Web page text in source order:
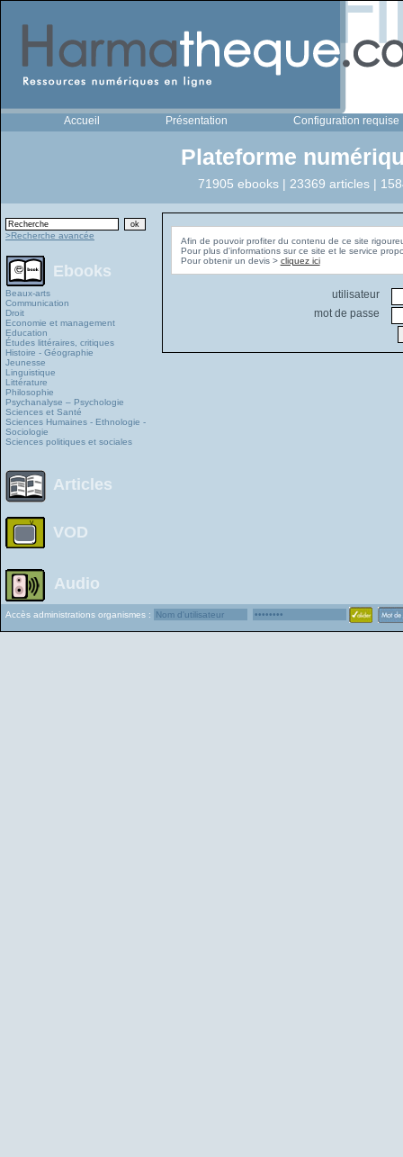
Accueil Présentation Configuration requise
Plateforme
71905 ebooks | 23369 articles |
>Recherche avancée
Ebooks
Beaux-arts
Communication
Droit
Economie et management
Education
Études littéraires, critiques
Histoire - Géographie
Jeunesse
Linguistique
Littérature
Philosophie
Psychanalyse – Psychologie
Sciences et Santé
Sciences Humaines - Ethnologie -
Sociologie
Sciences politiques et sociales
Articles
VOD
Audio
Afin de pouvoir profiter du contenu de ce site
Pour plus d'informations sur ce site et le service
Pour obtenir un devis > cliquez ici
utilisateur
mot de passe
Accès administrations organismes :